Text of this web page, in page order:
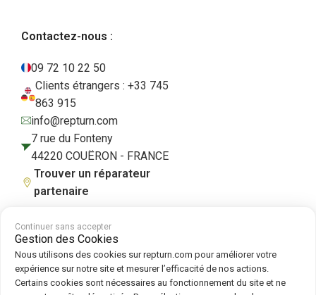
Contactez-nous :
09 72 10 22 50
Clients étrangers : +33 745
863 915
info@repturn.com
7 rue du Fonteny
44220 COUËRON - FRANCE
Trouver un réparateur
partenaire
CGV| Mentions légales Politique de confidentialité |Cookies
de cookies
Continuer sans accepter
Gestion des Cookies
Nous utilisons des cookies sur repturn.com pour améliorer votre
expérience sur notre site et mesurer l’efficacité de nos actions.
Certains cookies sont nécessaires au fonctionnement du site et ne